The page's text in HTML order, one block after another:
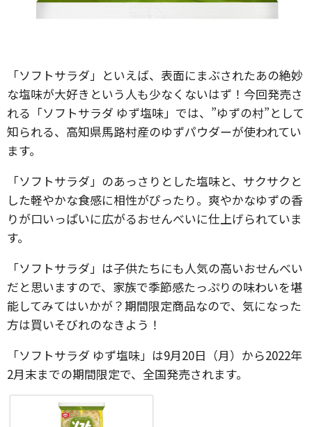
「ソフトサラダ」といえば、表面にまぶされたあの絶妙
な塩味が大好きという人も少なくないはず！今回発売さ
れる「ソフトサラダ ゆず塩味」では、”ゆずの村”として
知られる、高知県馬路村産のゆずパウダーが使われてい
ます。
「ソフトサラダ」のあっさりとした塩味と、サクサクと
した軽やかな食感に相性がぴったり。爽やかなゆずの香
りが口いっぱいに広がるおせんべいに仕上げられていま
す。
「ソフトサラダ」は子供たちにも人気の高いおせんべい
だと思いますので、家族で季節感たっぷりの味わいを堪
能してみてはいかが？期間限定商品なので、気になった
方は買いそびれのなきよう！
「ソフトサラダ ゆず塩味」は9月20日（月）から2022年
2月末までの期間限定で、全国発売されます。